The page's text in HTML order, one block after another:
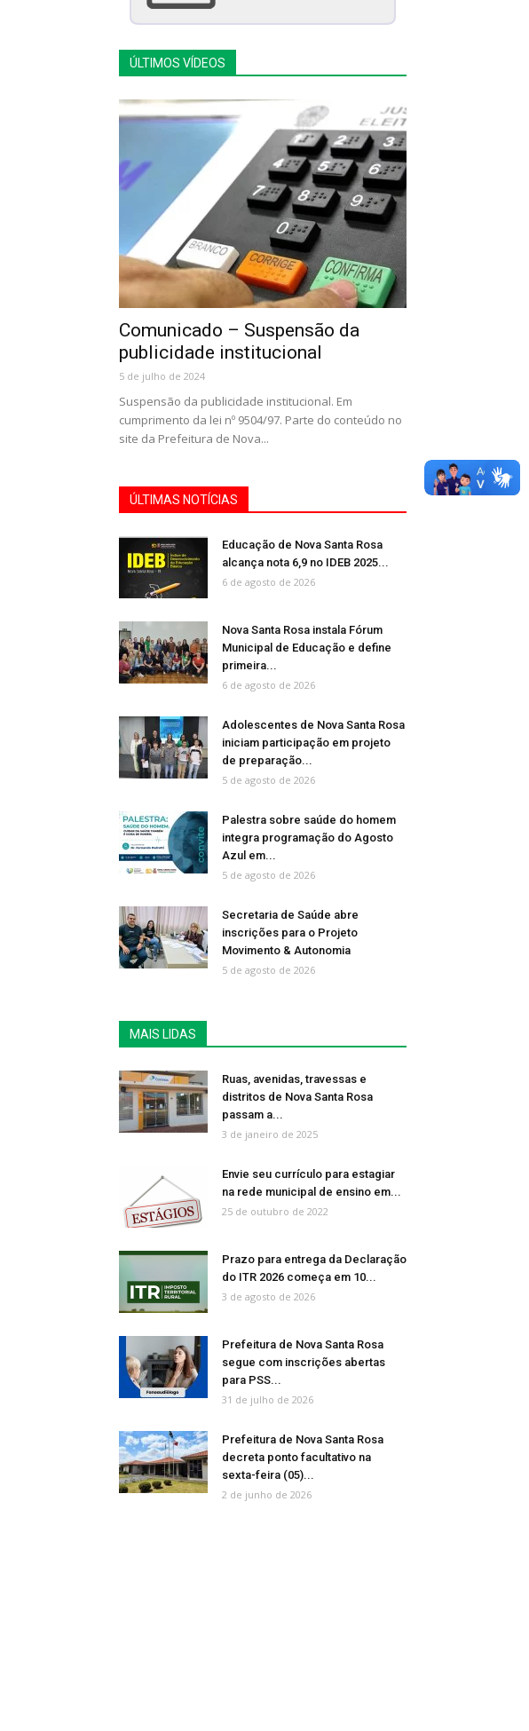
ÚLTIMOS VÍDEOS
Comunicado – Suspensão da
publicidade institucional
5 de julho de 2024
Suspensão da publicidade institucional. Em
cumprimento da lei nº 9504/97. Parte do conteúdo no
site da Prefeitura de Nova...
ÚLTIMAS NOTÍCIAS
Educação de Nova Santa Rosa
alcança nota 6,9 no IDEB 2025...
6 de agosto de 2026
Nova Santa Rosa instala Fórum
Municipal de Educação e define
primeira...
6 de agosto de 2026
Adolescentes de Nova Santa Rosa
iniciam participação em projeto
de preparação...
5 de agosto de 2026
Palestra sobre saúde do homem
integra programação do Agosto
Azul em...
5 de agosto de 2026
Secretaria de Saúde abre
inscrições para o Projeto
Movimento & Autonomia
5 de agosto de 2026
MAIS LIDAS
Ruas, avenidas, travessas e
distritos de Nova Santa Rosa
passam a...
3 de janeiro de 2025
Envie seu currículo para estagiar
na rede municipal de ensino em...
25 de outubro de 2022
Prazo para entrega da Declaração
do ITR 2026 começa em 10...
3 de agosto de 2026
Prefeitura de Nova Santa Rosa
segue com inscrições abertas
para PSS...
31 de julho de 2026
Prefeitura de Nova Santa Rosa
decreta ponto facultativo na
sexta-feira (05)...
2 de junho de 2026